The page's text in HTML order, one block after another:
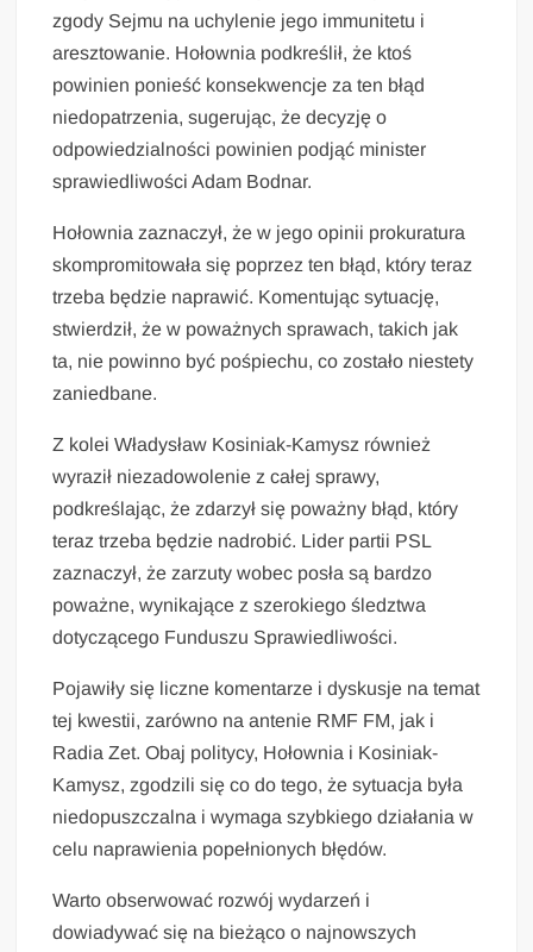
zgody Sejmu na uchylenie jego immunitetu i
aresztowanie. Hołownia podkreślił, że ktoś
powinien ponieść konsekwencje za ten błąd
niedopatrzenia, sugerując, że decyzję o
odpowiedzialności powinien podjąć minister
sprawiedliwości Adam Bodnar.
Hołownia zaznaczył, że w jego opinii prokuratura
skompromitowała się poprzez ten błąd, który teraz
trzeba będzie naprawić. Komentując sytuację,
stwierdził, że w poważnych sprawach, takich jak
ta, nie powinno być pośpiechu, co zostało niestety
zaniedbane.
Z kolei Władysław Kosiniak-Kamysz również
wyraził niezadowolenie z całej sprawy,
podkreślając, że zdarzył się poważny błąd, który
teraz trzeba będzie nadrobić. Lider partii PSL
zaznaczył, że zarzuty wobec posła są bardzo
poważne, wynikające z szerokiego śledztwa
dotyczącego Funduszu Sprawiedliwości.
Pojawiły się liczne komentarze i dyskusje na temat
tej kwestii, zarówno na antenie RMF FM, jak i
Radia Zet. Obaj politycy, Hołownia i Kosiniak-
Kamysz, zgodzili się co do tego, że sytuacja była
niedopuszczalna i wymaga szybkiego działania w
celu naprawienia popełnionych błędów.
Warto obserwować rozwój wydarzeń i
dowiadywać się na bieżąco o najnowszych